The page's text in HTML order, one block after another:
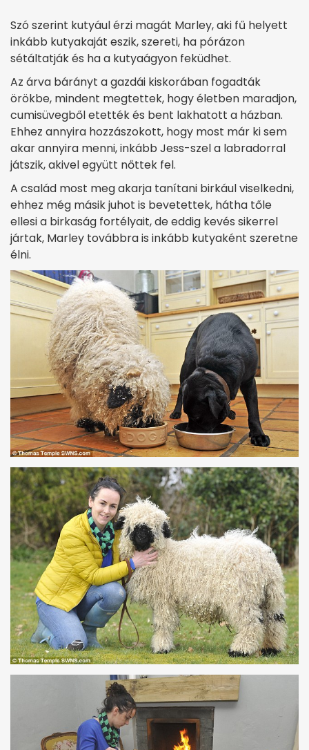
Szó szerint kutyául érzi magát Marley, aki fű helyett
inkább kutyakaját eszik, szereti, ha pórázon
sétáltatják és ha a kutyaágyon feküdhet.
Az árva bárányt a gazdái kiskorában fogadták
örökbe, mindent megtettek, hogy életben maradjon,
cumisüvegből etették és bent lakhatott a házban.
Ehhez annyira hozzászokott, hogy most már ki sem
akar annyira menni, inkább Jess-szel a labradorral
játszik, akivel együtt nőttek fel.
A család most meg akarja tanítani birkául viselkedni,
ehhez még másik juhot is bevetettek, hátha tőle
ellesi a birkaság fortélyait, de eddig kevés sikerrel
jártak, Marley továbbra is inkább kutyaként szeretne
élni.